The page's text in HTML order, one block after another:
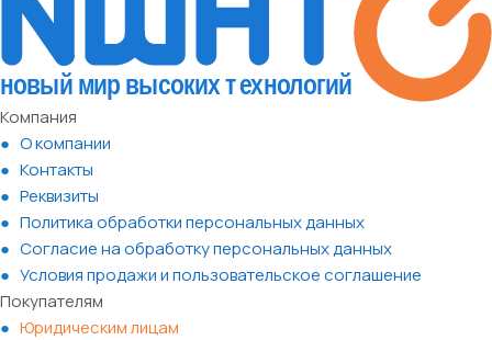
Компания
О компании
Контакты
Реквизиты
Политика обработки персональных данных
Согласие на обработку персональных данных
Условия продажи и пользовательское соглашение
Покупателям
Юридическим лицам